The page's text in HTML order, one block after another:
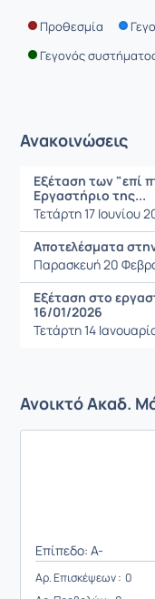
Προθεσμία
Γεγονός
Ανακοινώσεις
Εξέταση των "επί
Εργαστήριο της...
Τετάρτη 17 Ιουνίου
Αποτελέσματα
Παρασκευή 20
Εξέταση στο
16/01/2026
Τετάρτη 14
Ανοικτό Ακαδ.
Επίπεδο: A-
Αρ. Επισκέψεων : 0